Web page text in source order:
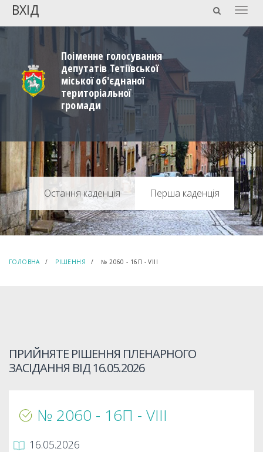
ВХІД
Поіменне голосування
депутатів Тетіївської
міської об'єднаної
територіальної
громади
Перша каденція
ГОЛОВНА РІШЕННЯ № 2060 - 16П - VIII
ПРИЙНЯТЕ РІШЕННЯ ПЛЕНАРНОГО
ЗАСІДАННЯ ВІД16.05.2026
№ 2060 - 16П - VIII
16.05.2026